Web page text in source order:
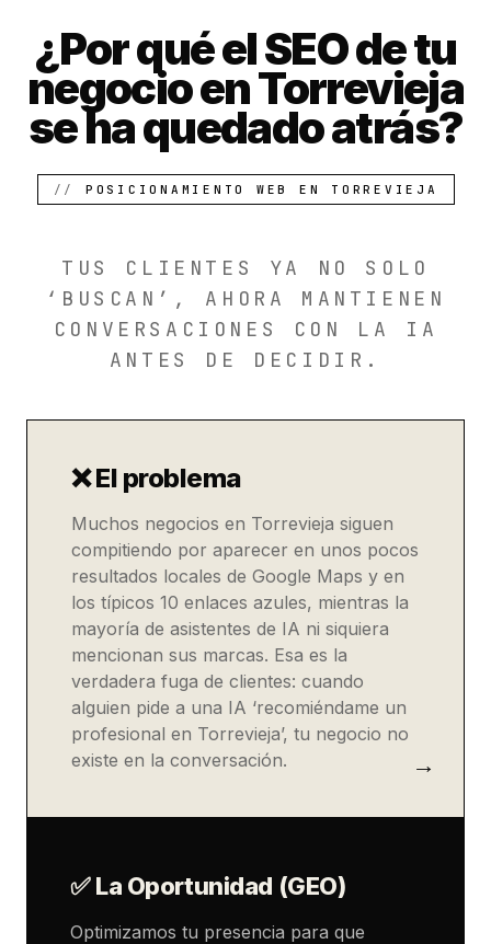
¿Por qué el SEO de tu
negocio en Torrevieja
se ha quedado atrás?
POSICIONAMIENTO WEB EN TORREVIEJA
TUS CLIENTES YA NO SOLO
‘BUSCAN’, AHORA MANTIENEN
CONVERSACIONES CON LA IA
ANTES DE DECIDIR.
❌ El problema
Muchos negocios en Torrevieja siguen
compitiendo por aparecer en unos pocos
resultados locales de Google Maps y en
los típicos 10 enlaces azules, mientras la
mayoría de asistentes de IA ni siquiera
mencionan sus marcas. Esa es la
verdadera fuga de clientes: cuando
alguien pide a una IA ‘recomiéndame un
profesional en Torrevieja’, tu negocio no
existe en la conversación.
✅ La Oportunidad (GEO)
Optimizamos tu presencia para que